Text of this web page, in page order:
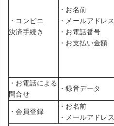
・コンビニ
決済手続き
・お名前
・メールアドレス
・お電話番号
・お支払い金額
・お電話による
問合せ
・録音データ
・会員登録
・お名前
・メールアドレス